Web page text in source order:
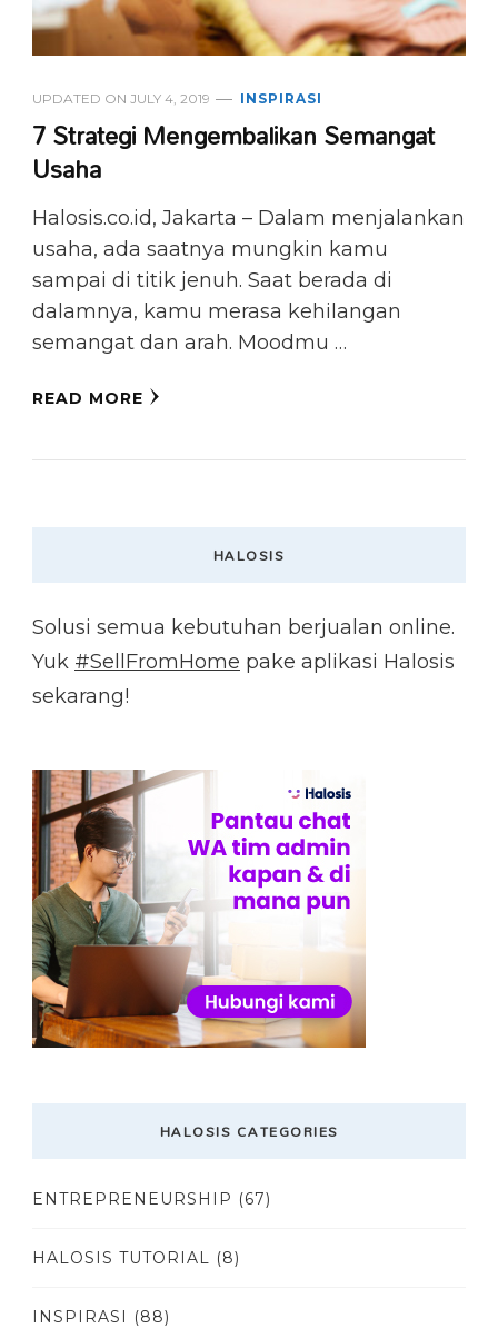
UPDATED ON JULY 4, 2019 INSPIRASI
7 Strategi Mengembalikan Semangat
Usaha
Halosis.co.id, Jakarta – Dalam menjalankan
usaha, ada saatnya mungkin kamu
sampai di titik jenuh. Saat berada di
dalamnya, kamu merasa kehilangan
semangat dan arah. Moodmu …
READ MORE
HALOSIS
Solusi semua kebutuhan berjualan online.
Yuk #SellFromHome pake aplikasi Halosis
sekarang!
HALOSIS CATEGORIES
ENTREPRENEURSHIP (67)
HALOSIS TUTORIAL (8)
INSPIRASI (88)